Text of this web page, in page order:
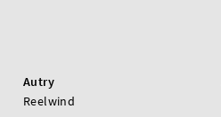
Autry
Reelwind